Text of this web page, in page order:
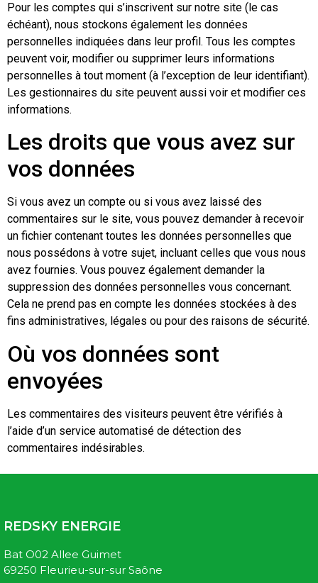
Pour les comptes qui s’inscrivent sur notre site (le cas
échéant), nous stockons également les données
personnelles indiquées dans leur profil. Tous les comptes
peuvent voir, modifier ou supprimer leurs informations
personnelles à tout moment (à l’exception de leur identifiant).
Les gestionnaires du site peuvent aussi voir et modifier ces
informations.
Les droits que vous avez sur
vos données
Si vous avez un compte ou si vous avez laissé des
commentaires sur le site, vous pouvez demander à recevoir
un fichier contenant toutes les données personnelles que
nous possédons à votre sujet, incluant celles que vous nous
avez fournies. Vous pouvez également demander la
suppression des données personnelles vous concernant.
Cela ne prend pas en compte les données stockées à des
fins administratives, légales ou pour des raisons de sécurité.
Où vos données sont
envoyées
Les commentaires des visiteurs peuvent être vérifiés à
l’aide d’un service automatisé de détection des
commentaires indésirables.
REDSKY ENERGIE
Bat O02 Allee Guimet
69250 Fleurieu-sur-sur Saône